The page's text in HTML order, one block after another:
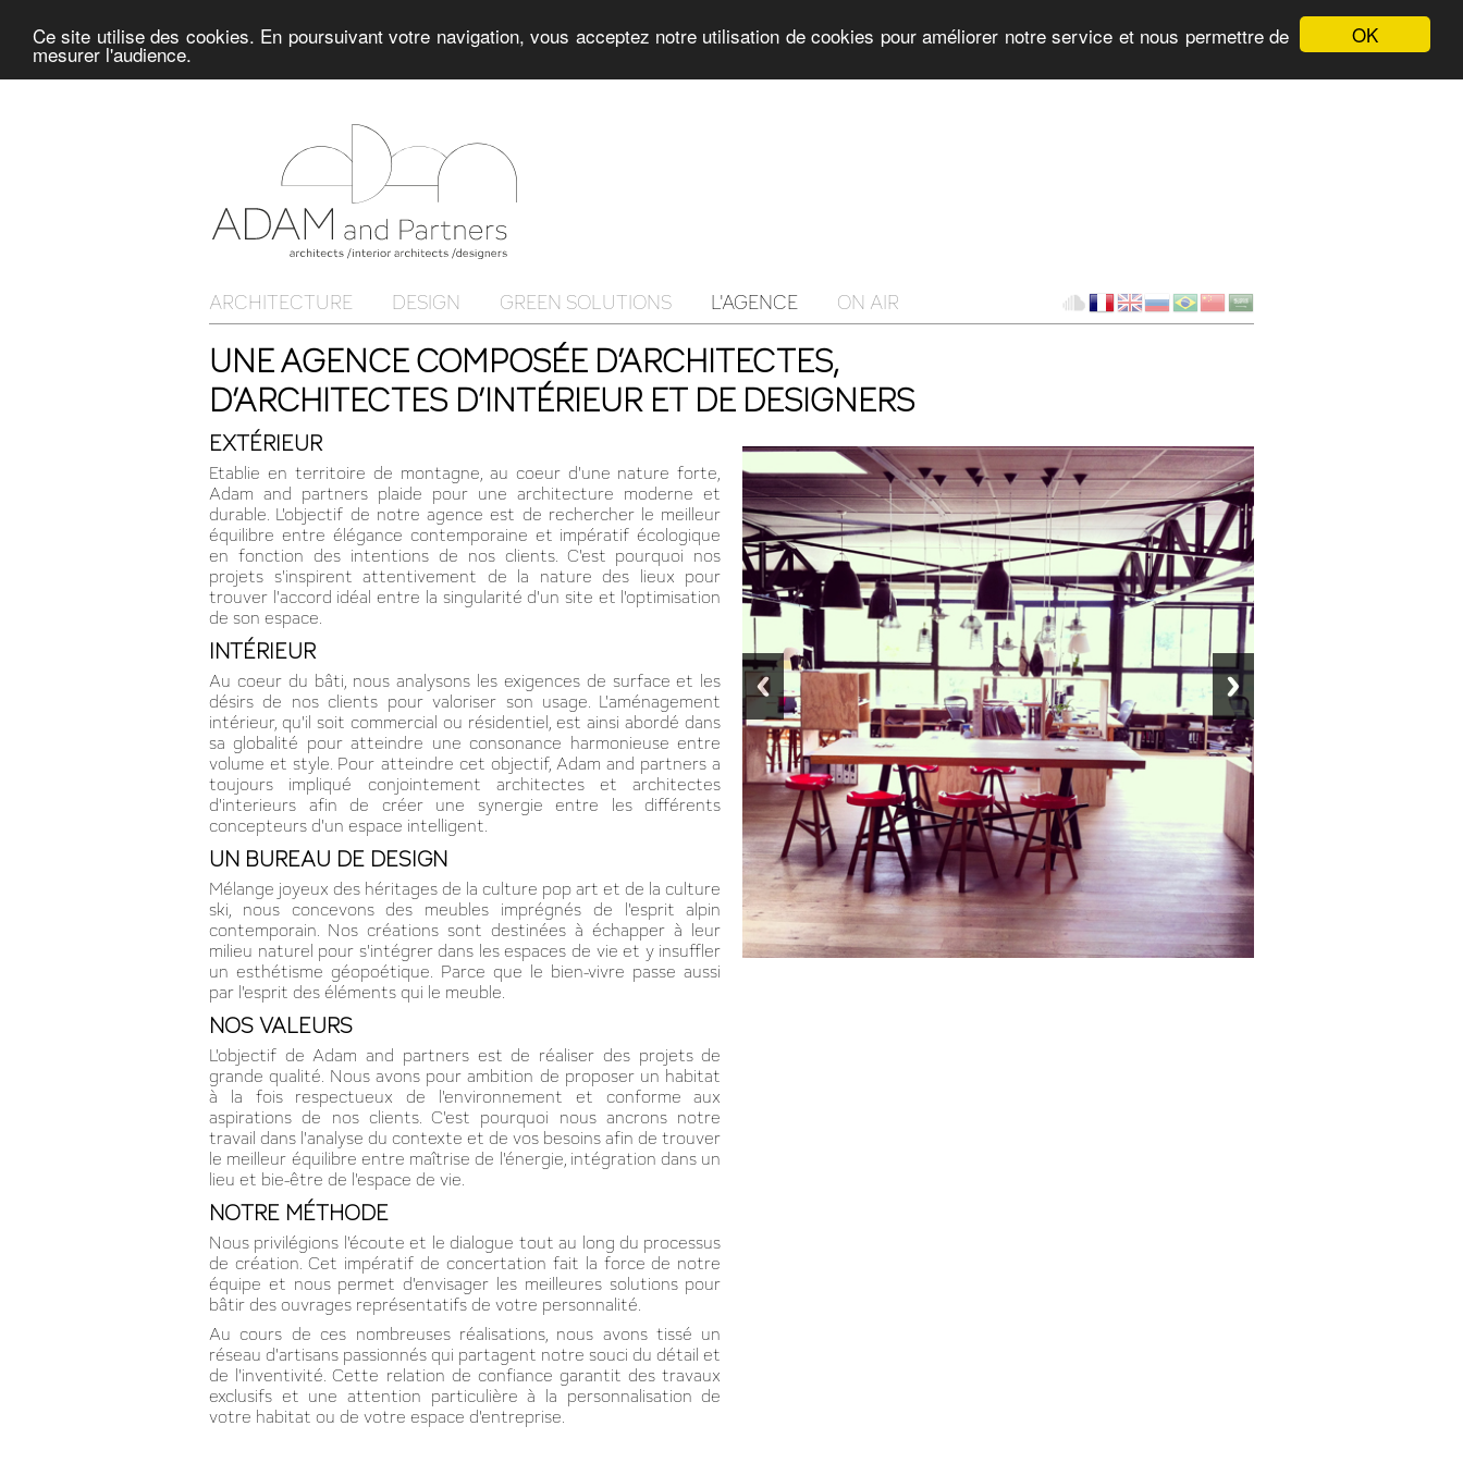
OK
Ce site utilise des cookies. En poursuivant votre navigation, vous acceptez notre utilisation de cookies pour améliorer notre service et nous permettre de
mesurer l'audience.
ARCHITECTURE DESIGN GREEN SOLUTIONS L'AGENCE ON AIR
UNE AGENCE COMPOSÉE D’ARCHITECTES,
D’ARCHITECTES D’INTÉRIEUR ET DE DESIGNERS
EXTÉRIEUR
Etablie en territoire de montagne, au coeur d'une nature forte,
Adam and partners plaide pour une architecture moderne et
durable. L'objectif de notre agence est de rechercher le meilleur
équilibre entre élégance contemporaine et impératif écologique
en fonction des intentions de nos clients. C'est pourquoi nos
projets s'inspirent attentivement de la nature des lieux pour
trouver l'accord idéal entre la singularité d'un site et l'optimisation
de son espace.
INTÉRIEUR
Au coeur du bâti, nous analysons les exigences de surface et les
désirs de nos clients pour valoriser son usage. L'aménagement
intérieur, qu'il soit commercial ou résidentiel, est ainsi abordé dans
sa globalité pour atteindre une consonance harmonieuse entre
volume et style. Pour atteindre cet objectif, Adam and partners a
toujours impliqué conjointement architectes et architectes
d'interieurs afin de créer une synergie entre les différents
concepteurs d'un espace intelligent.
UN BUREAU DE DESIGN
Mélange joyeux des héritages de la culture pop art et de la culture
ski, nous concevons des meubles imprégnés de l'esprit alpin
contemporain. Nos créations sont destinées à échapper à leur
milieu naturel pour s'intégrer dans les espaces de vie et y insuffler
un esthétisme géopoétique. Parce que le bien-vivre passe aussi
par l'esprit des éléments qui le meuble.
NOS VALEURS
L'objectif de Adam and partners est de réaliser des projets de
grande qualité. Nous avons pour ambition de proposer un habitat
à la fois respectueux de l'environnement et conforme aux
aspirations de nos clients. C'est pourquoi nous ancrons notre
travail dans l'analyse du contexte et de vos besoins afin de trouver
le meilleur équilibre entre maîtrise de l'énergie, intégration dans un
lieu et bie-être de l'espace de vie.
NOTRE MÉTHODE
Nous privilégions l'écoute et le dialogue tout au long du processus
de création. Cet impératif de concertation fait la force de notre
équipe et nous permet d'envisager les meilleures solutions pour
bâtir des ouvrages représentatifs de votre personnalité.
Au cours de ces nombreuses réalisations, nous avons tissé un
réseau d'artisans passionnés qui partagent notre souci du détail et
de l'inventivité. Cette relation de confiance garantit des travaux
exclusifs et une attention particulière à la personnalisation de
votre habitat ou de votre espace d'entreprise.